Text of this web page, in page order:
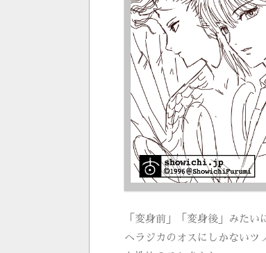
「変身前」「変身後」みた
ヘラジカのオスにしかないツ